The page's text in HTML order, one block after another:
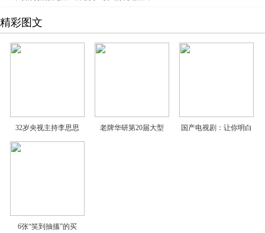
精彩图文
32岁央视主持李思思 老牌华研第20届大型 国产电视剧：让你明白
6张“笑到抽搐”的买